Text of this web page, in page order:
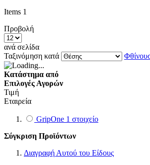
Items 1
Προβολή
ανά σελίδα
Ταξινόμηση κατά
Κατάστημα από
Επιλογές Αγορών
Τιμή
Εταιρεία
GripOne 1 στοιχείο
Σύγκριση Προϊόντων
Διαγραφή Αυτού του Είδους